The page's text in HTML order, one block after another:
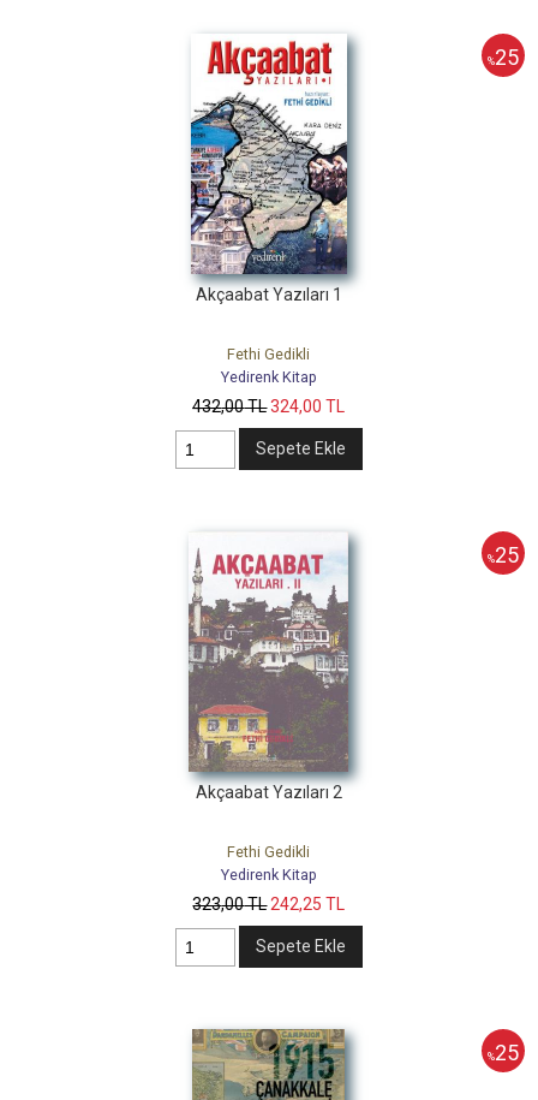
%25
Akçaabat Yazıları 1
Fethi Gedikli
Yedirenk Kitap
432,00TL324,00 TL
Sepete Ekle
%25
Akçaabat Yazıları 2
Fethi Gedikli
Yedirenk Kitap
323,00TL242,25 TL
Sepete Ekle
%25